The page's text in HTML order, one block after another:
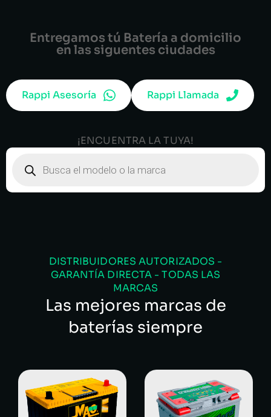
Entregamos tú Batería a domicilio
en las siguentes ciudades
Rappi Asesoría Rappi Llamada
¡ENCUENTRA LA TUYA!
DISTRIBUIDORES AUTORIZADOS -
GARANTÍA DIRECTA - TODAS LAS
MARCAS
Las mejores marcas de
baterías siempre